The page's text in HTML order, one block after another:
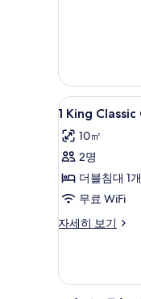
1
King
Classic
City
View
사
진
보
5
1 King
10㎡
2명
더블침대 1개
무료 WiFi
자세히 보기
1
View